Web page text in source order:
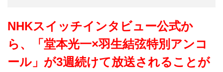
NHKスイッチインタビュー公式か
ら、「堂本光一×羽生結弦特別アンコ
ール」が3週続けて放送されることが